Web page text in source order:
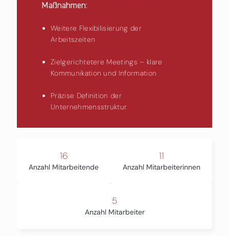
Maßnahmen:
Weitere Flexibilisierung der
Arbeitszeiten
Zielgerichtetere Meetings – klare
Kommunikation und Information
Präzise Definition der
Unternehmensstruktur
16
Anzahl Mitarbeitende
11
Anzahl Mitarbeiterinnen
5
Anzahl Mitarbeiter